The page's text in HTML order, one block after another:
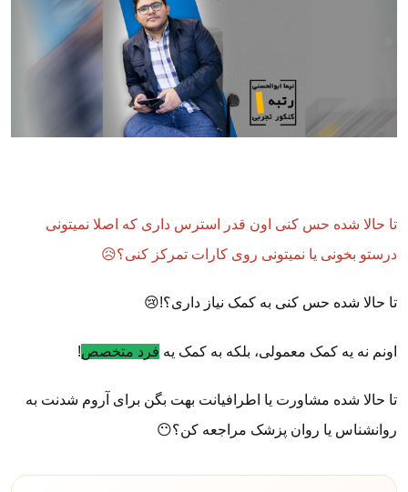
تا حالا شده حس کنی اون قدر استرس داری که اصلا نمیتونی
درستو بخونی یا نمیتونی روی کارات تمرکز کنی؟😥
تا حالا شده حس کنی به کمک نیاز داری؟!😢
اونم نه یه کمک معمولی، بلکه به کمک یه فرد متخصص!
تا حالا شده مشاورت یا اطرافیانت بهت بگن برای آروم شدنت به
روانشناس یا روان پزشک مراجعه کن؟😶